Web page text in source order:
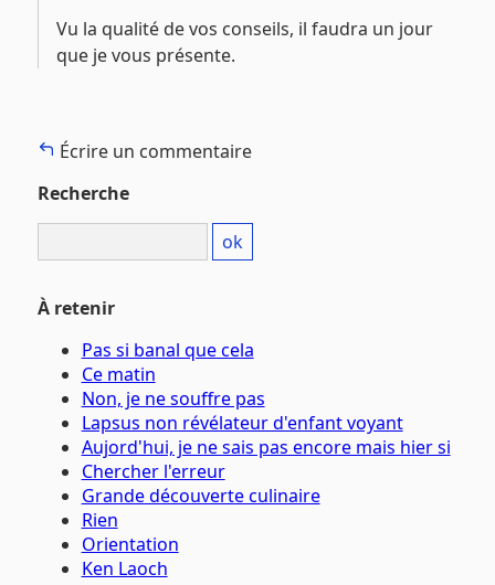
Vu la qualité de vos conseils, il faudra un jour
que je vous présente.
Écrire un commentaire
Recherche
À retenir
Pas si banal que cela
Ce matin
Non, je ne souffre pas
Lapsus non révélateur d'enfant voyant
Aujord'hui, je ne sais pas encore mais hier si
Chercher l'erreur
Grande découverte culinaire
Rien
Orientation
Ken Laoch